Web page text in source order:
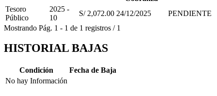
Tesoro
Público
2025 -
10
S/ 2,072.00 24/12/2025
PENDIENTE
Mostrando Pág. 1 - 1 de 1 registros / 1
HISTORIAL BAJAS
Condición
Fecha de Baja
No hay Información